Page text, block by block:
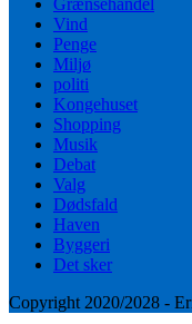
Grænsehandel
Vind
Penge
Miljø
politi
Kongehuset
Shopping
Musik
Debat
Valg
Dødsfald
Haven
Byggeri
Det sker
Copyright 2020/2028 -